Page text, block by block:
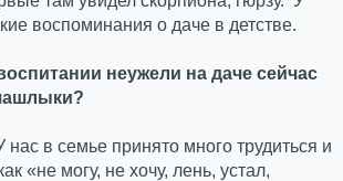
воспоминания о даче в детстве.
неужели на даче сейчас
нас в семье принято много трудиться и
«не могу, не хочу, лень, устал,